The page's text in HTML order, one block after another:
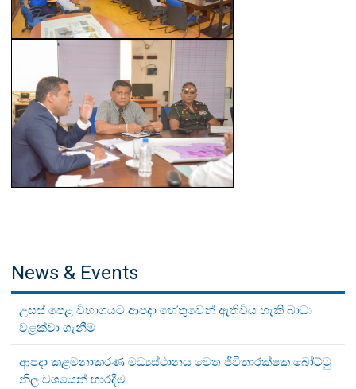
News & Events
උසස් පෙළ විභාගයට ආපදා හේතුවෙන් ඇතිවිය හැකි බාධා
වළක්වා ගැනීම
ආපදා කළමනාකරණ මධ්‍යස්ථානය වෙත ජීවිතාරක්ෂක බෝට්ටු
නිල වශයෙන් භාරදීම